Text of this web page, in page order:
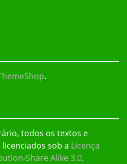
.
todos os textos e
sob a Licença
Share Alike 3.0.